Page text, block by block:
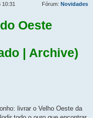
10:31 Fórum: Novidades
Oeste
| Archive)
livrar o Velho Oeste da